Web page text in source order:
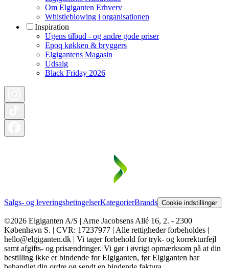
Om Elgiganten Erhverv
Whistleblowing i organisationen
Inspiration
Ugens tilbud - og andre gode priser
Epoq køkken & bryggers
Elgigantens Magasin
Udsalg
Black Friday 2026
Salgs- og leveringsbetingelserKategorierBrands Cookie indstillinger
©2026 Elgiganten A/S | Arne Jacobsens Allé 16, 2. - 2300
København S. | CVR: 17237977 | Alle rettigheder forbeholdes |
hello@elgiganten.dk | Vi tager forbehold for tryk- og korrekturfejl
samt afgifts- og prisændringer. Vi gør i øvrigt opmærksom på at din
bestilling ikke er bindende for Elgiganten, før Elgiganten har